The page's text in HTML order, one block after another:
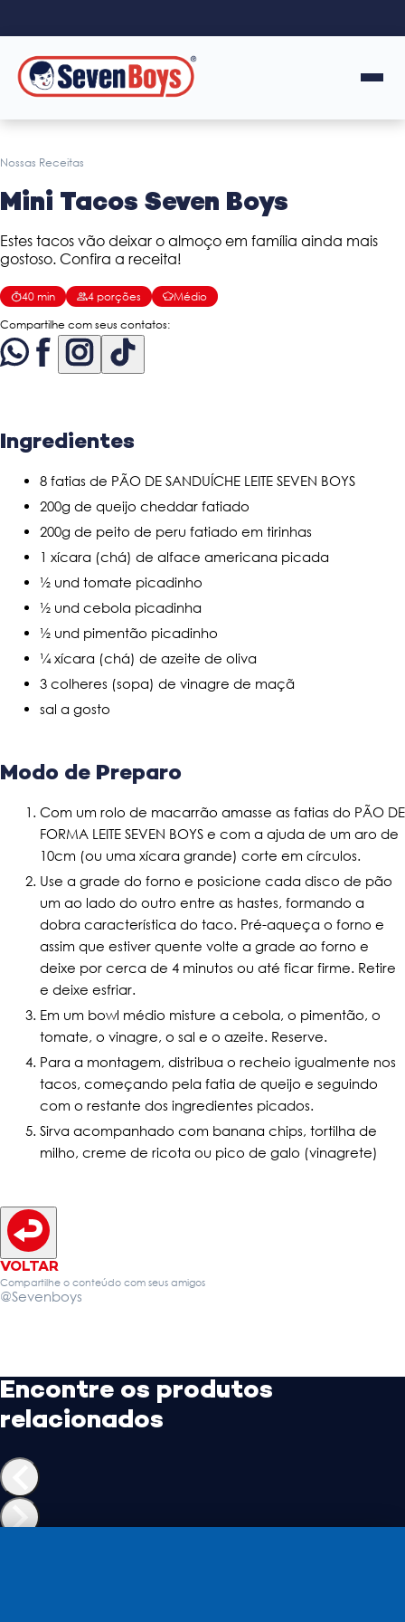
Nossas Receitas
Mini Tacos Seven Boys
Estes tacos vão deixar o almoço em família ainda mais
gostoso. Confira a receita!
40 min 4 porções Médio
Compartilhe com seus contatos:
Ingredientes
8 fatias de PÃO DE SANDUÍCHE LEITE SEVEN BOYS
200g de queijo cheddar fatiado
200g de peito de peru fatiado em tirinhas
1 xícara (chá) de alface americana picada
½ und tomate picadinho
½ und cebola picadinha
½ und pimentão picadinho
¼ xícara (chá) de azeite de oliva
3 colheres (sopa) de vinagre de maçã
sal a gosto
Modo de Preparo
Com um rolo de macarrão amasse as fatias do PÃO DE
FORMA LEITE SEVEN BOYS e com a ajuda de um aro de
10cm (ou uma xícara grande) corte em círculos.
Use a grade do forno e posicione cada disco de pão
um ao lado do outro entre as hastes, formando a
dobra característica do taco. Pré-aqueça o forno e
assim que estiver quente volte a grade ao forno e
deixe por cerca de 4 minutos ou até ficar firme. Retire
e deixe esfriar.
Em um bowl médio misture a cebola, o pimentão, o
tomate, o vinagre, o sal e o azeite. Reserve.
Para a montagem, distribua o recheio igualmente nos
tacos, começando pela fatia de queijo e seguindo
com o restante dos ingredientes picados.
Sirva acompanhado com banana chips, tortilha de
milho, creme de ricota ou pico de galo (vinagrete)
VOLTAR
Compartilhe o conteúdo com seus amigos
@Sevenboys
Encontre os produtos
relacionados